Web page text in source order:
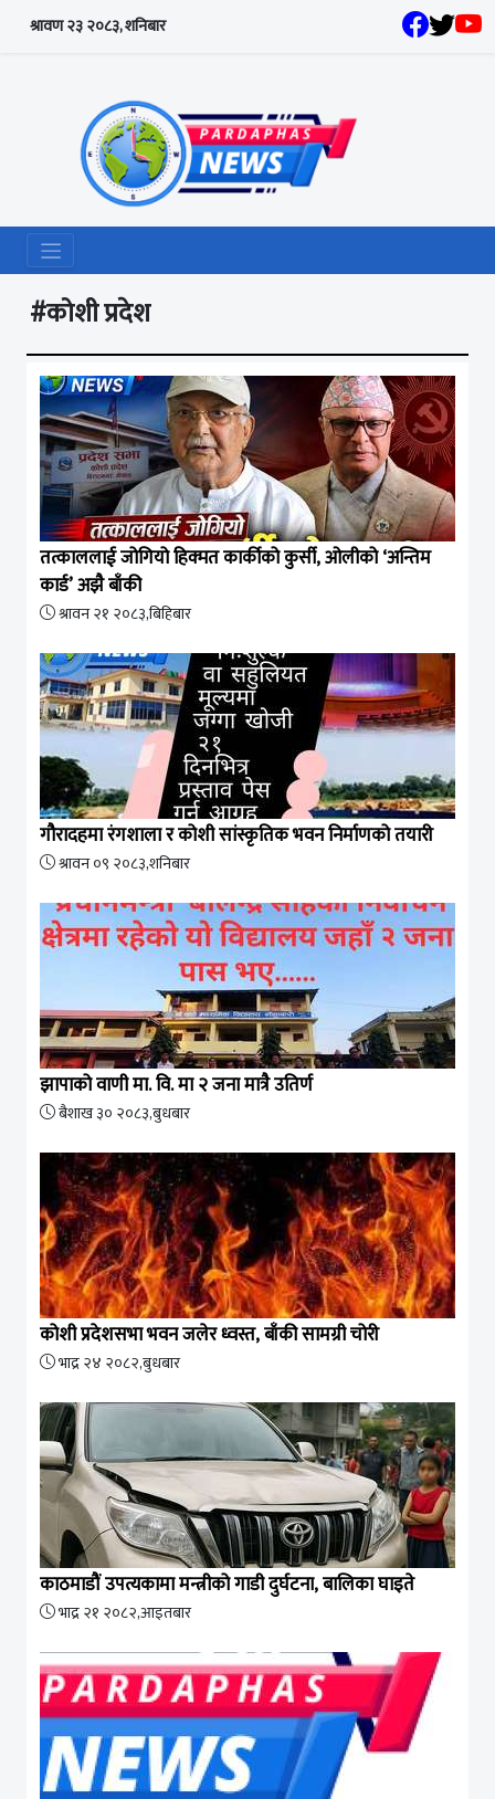
श्रावण २३ २०८३, शनिबार
#कोशी प्रदेश
तत्काललाई जोगियो हिक्मत कार्कीको कुर्सी, ओलीको ‘अन्तिम
कार्ड’ अझै बाँकी
श्रावन २१ २०८३,बिहिबार
गौरादहमा रंगशाला र कोशी सांस्कृतिक भवन निर्माणको तयारी
श्रावन ०९ २०८३,शनिबार
झापाको वाणी मा. वि. मा २ जना मात्रै उतिर्ण
बैशाख ३० २०८३,बुधबार
कोशी प्रदेशसभा भवन जलेर ध्वस्त, बाँकी सामग्री चोरी
भाद्र २४ २०८२,बुधबार
काठमाडौं उपत्यकामा मन्त्रीको गाडी दुर्घटना, बालिका घाइते
भाद्र २१ २०८२,आइतबार